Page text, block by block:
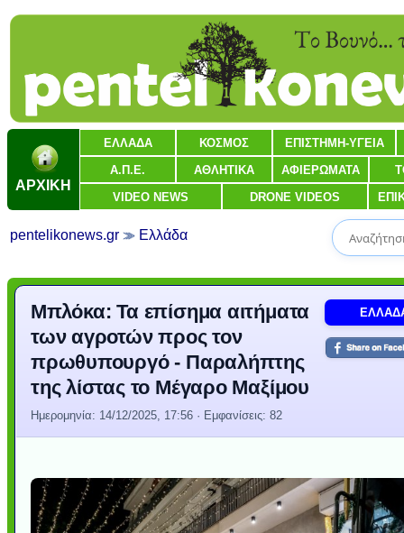
ΑΡΧΙΚΗ
ΕΛΛΑΔΑ ΚΟΣΜΟΣ ΕΠΙΣΤΗΜΗ-ΥΓΕΙΑ
Α.Π.Ε. ΑΘΛΗΤΙΚΑ ΑΦΙΕΡΩΜΑΤΑ
VIDEO NEWS DRONE VIDEOS
pentelikonews.gr Ελλάδα
Μπλόκα: Τα επίσημα αιτήματα
των αγροτών προς τον
πρωθυπουργό - Παραλήπτης
της λίστας το Μέγαρο Μαξίμου
Ημερομηνία: 14/12/2025, 17:56 · Εμφανίσεις: 82